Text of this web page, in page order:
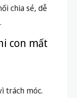
chia sẻ, dễ
con mất
trách móc.